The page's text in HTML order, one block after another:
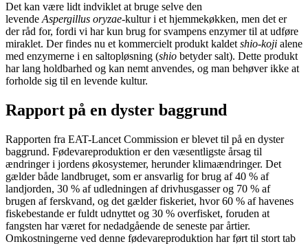
Det kan være lidt indviklet at bruge selve den
levendeAspergillus oryzae-kultur i et hjemmekøkken, men det er
der råd for, fordi vi har kun brug for svampens enzymer til at ud­føre
miraklet. Der findes nu et kom­mercielt produkt kaldetshio-koji ale­ne
med enzymerne i en saltopløsning (shio betyder salt). Dette produkt
har lang holdbarhed og kan nemt anven­des, og man behøver ikke at
forholde sig til en levende kultur.
Rapport på en dyster baggrund
Rapporten fra EAT­-Lancet Commission er blevet til på en dyster
baggrund. Fødevareproduktion er den væ­sentligste årsag til
ændringer i jordens økosystemer, herunder klimaændringer. Det
gælder både landbru­get, som er ansvarlig for brug af 40 % af
landjorden, 30 % af udledningen af drivhusgasser og 70 % af
brugen af ferskvand, og det gælder fiskeriet, hvor 60 % af havenes
fiskebestande er fuldt udnyttet og 30 % overfisket, foruden at
fangsten har været for nedadgå­ende de seneste par årtier.
Omkostningerne ved denne fødevareproduktion har ført til stort tab